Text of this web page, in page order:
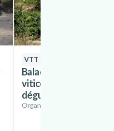
VTT
Balade à vélo aux
viticoles de Cassis
dégustation de vin
Organisé par